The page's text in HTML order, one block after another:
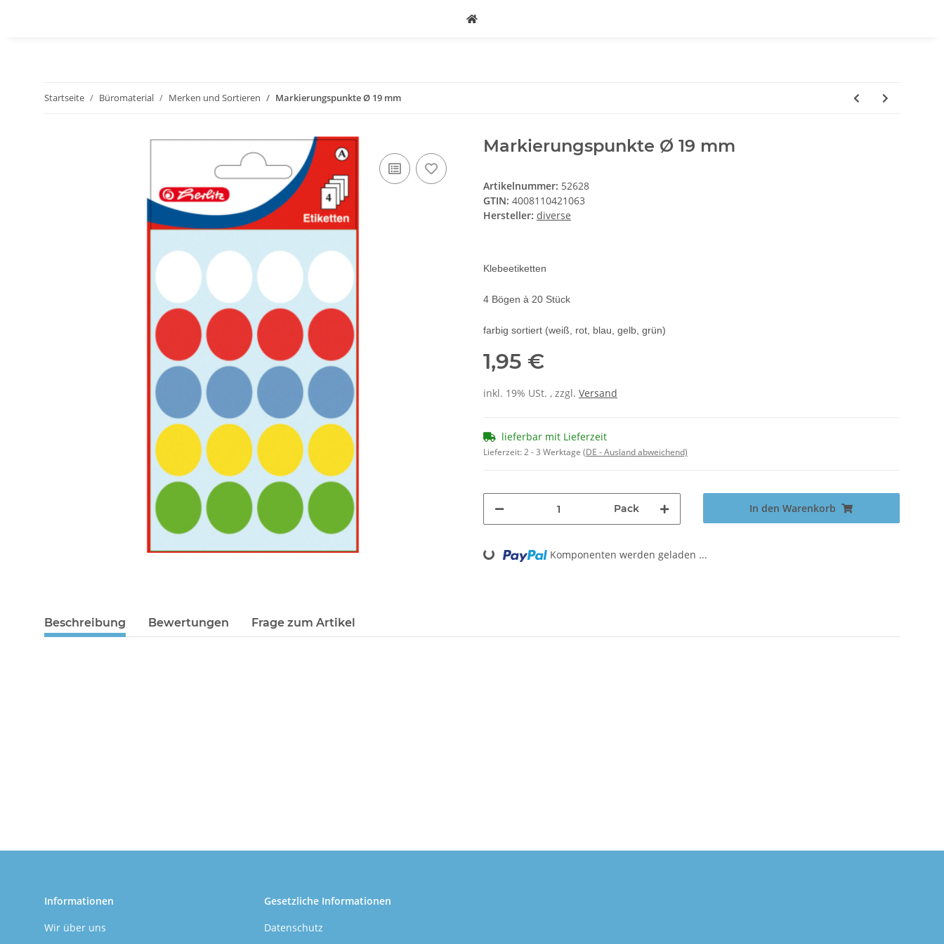
Startseite Büromaterial Merken und Sortieren Markierungspunkte Ø 19 mm
Markierungspunkte Ø 19 mm
Artikelnummer: 52628
GTIN: 4008110421063
Hersteller: diverse
Klebeetiketten
4 Bögen à 20 Stück
farbig sortiert (weiß, rot, blau, gelb, grün)
1,95 €
inkl. 19% USt. , zzgl. Versand
lieferbar mit Lieferzeit
Lieferzeit:2 - 3 Werktage (DE - Ausland abweichend)
Pack In den Warenkorb
Loading... Komponenten werden geladen ...
Beschreibung Bewertungen Frage zum Artikel
Informationen
Wir über uns
Gesetzliche Informationen
Datenschutz